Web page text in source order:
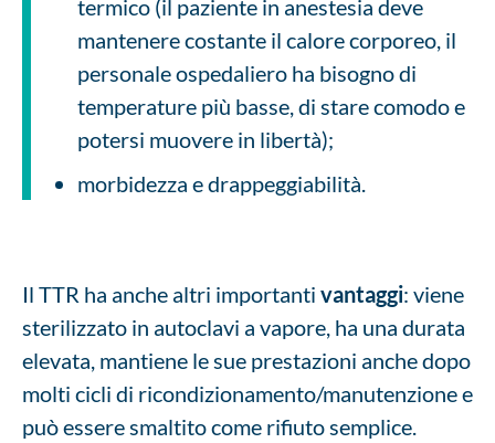
termico (il paziente in anestesia deve
mantenere costante il calore corporeo, il
personale ospedaliero ha bisogno di
temperature più basse, di stare comodo e
potersi muovere in libertà);
morbidezza e drappeggiabilità.
Il TTR ha anche altri importanti vantaggi: viene
sterilizzato in autoclavi a vapore, ha una durata
elevata, mantiene le sue prestazioni anche dopo
molti cicli di ricondizionamento/manutenzione e
può essere smaltito come rifiuto semplice.